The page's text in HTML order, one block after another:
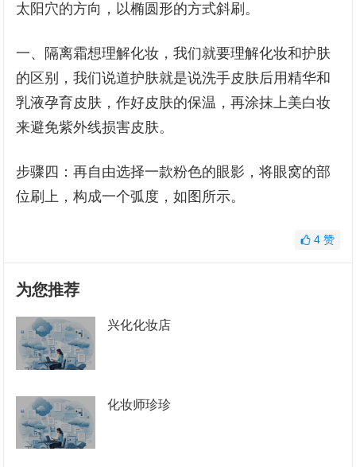
太阳穴的方向，以椭圆形的方式斜刷。
一、隔离霜想理解化妆，我们就要理解化妆和护肤
的区别，我们说道护肤就是说洗手皮肤后用精华和
乳液孕育皮肤，作好皮肤的保温，再涂抹上美白妆
来避免紫外线损害皮肤。
步骤四：再自由选择一款粉色的眼影，将眼窝的部
位刷上，构成一个弧度，如图所示。
4 赞
为您推荐
兴化化妆店
化妆师珍珍